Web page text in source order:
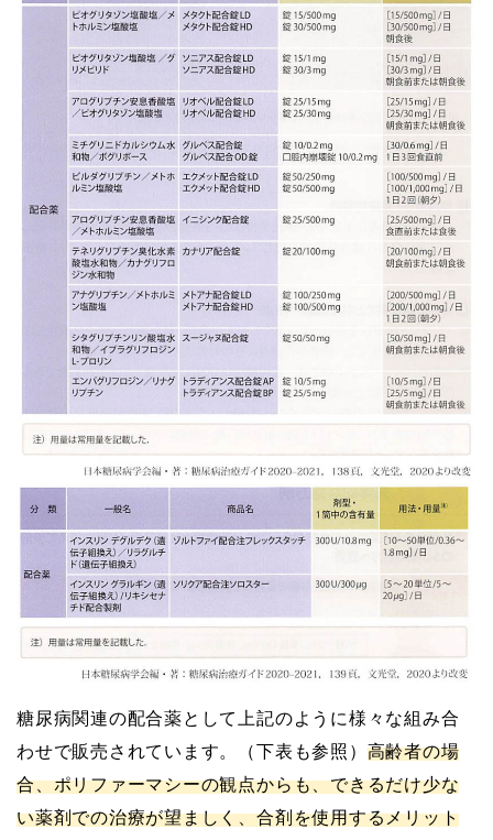
糖尿病関連の配合薬として上記のように様々な組み合
わせで販売されています。（下表も参照） 高齢者の場
合、ポリファーマシーの観点からも、できるだけ少な
い薬剤での治療が望ましく、合剤を使用するメリット